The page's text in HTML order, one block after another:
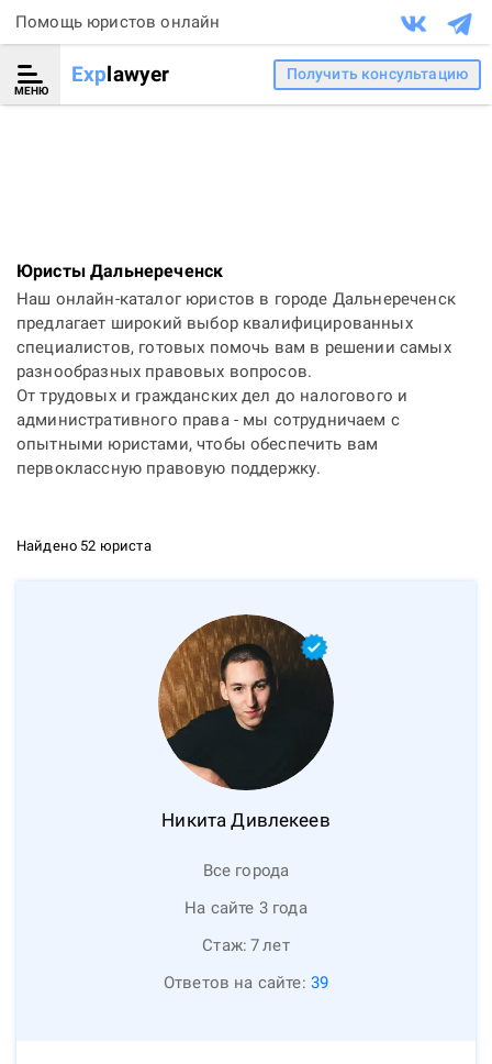
Помощь юристов онлайн
МЕНЮ
Explawyer Получить консультацию
Юристы Дальнереченск
Наш онлайн-каталог юристов в городе Дальнереченск
предлагает широкий выбор квалифицированных
специалистов, готовых помочь вам в решении самых
разнообразных правовых вопросов.
От трудовых и гражданских дел до налогового и
административного права - мы сотрудничаем с
опытными юристами, чтобы обеспечить вам
первоклассную правовую поддержку.
Найдено 52 юриста
Никита Дивлекеев
Все города
На сайте 3 года
Стаж: 7лет
Ответов на сайте: 39